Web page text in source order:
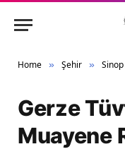
Home » Şehir » Sinop
Gerze
Muayene